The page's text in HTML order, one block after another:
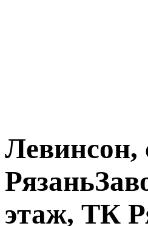
Левинсон,
этаж, ТК